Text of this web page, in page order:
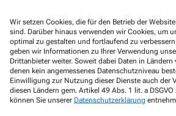
Wir setzen Cookies, die für den Betrieb der
sind. Darüber hinaus verwenden wir Cookies, um
optimal zu gestalten und fortlaufend zu
geben wir Informationen zu Ihrer Verwendung
Drittanbieter weiter. Soweit dabei Daten in Ländern
denen kein angemessenes Datenschutzniveau
Einwilligung zur Nutzung dieser Dienste auch der
diesen Ländern gem. Artikel 49 Abs. 1 lit. a
können Sie unserer Datenschutzerklärung
Hello world!
Welcome to WordPress on Azure Sites.
post. Edit or delete it, then start writing!
Mehr Lesen